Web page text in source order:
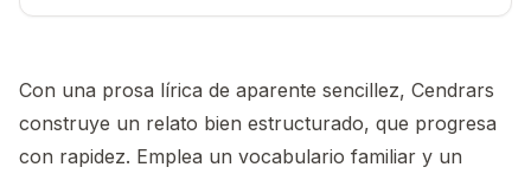
Con una prosa lírica de aparente sencillez, Cendrars
construye un relato bien estructurado, que progresa
con rapidez. Emplea un vocabulario familiar y un